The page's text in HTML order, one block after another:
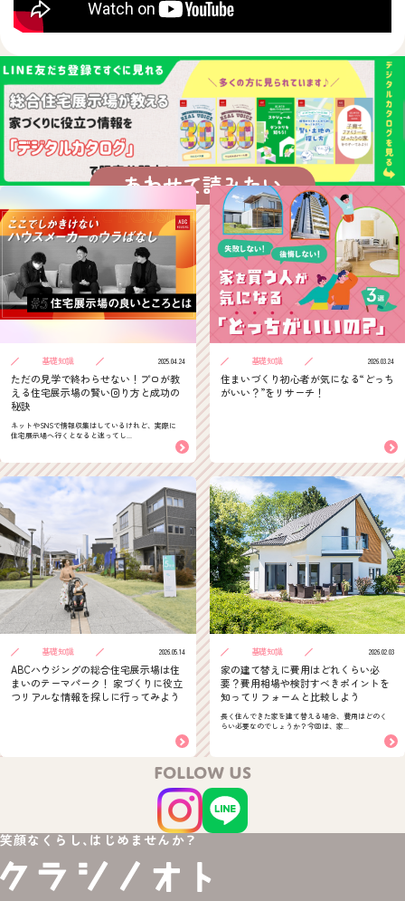
あわせて読みたい
基礎知識 2025.04.24
ただの見学で終わらせない！プロが教
える住宅展示場の賢い回り方と成功の
秘訣
ネットやSNSで情報収集はしているけれど、実際に
住宅展示場へ行くとなると迷ってし...
基礎知識 2026.03.24
住まいづくり初心者が気になる“どっち
がいい？”をリサーチ！
基礎知識 2026.05.14
ABCハウジングの総合住宅展示場は住
まいのテーマパーク！ 家づくりに役立
つリアルな情報を探しに行ってみよう
基礎知識 2026.02.03
家の建て替えに費用はどれくらい必
要？費用相場や検討すべきポイントを
知ってリフォームと比較しよう
長く住んできた家を建て替える場合、費用はどのく
らい必要なのでしょうか？今回は、家...
FOLLOW US
笑顔なくらし、はじめませんか？